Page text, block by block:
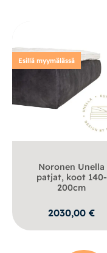
Esillä myymälässä
Noronen Unella
patjat, koot 140-
200cm
2030,00€